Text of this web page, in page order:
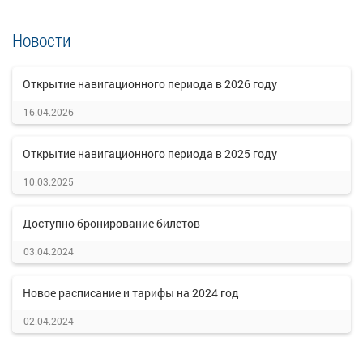
Новости
Открытие навигационного периода в 2026 году
16.04.2026
Открытие навигационного периода в 2025 году
10.03.2025
Доступно бронирование билетов
03.04.2024
Новое расписание и тарифы на 2024 год
02.04.2024